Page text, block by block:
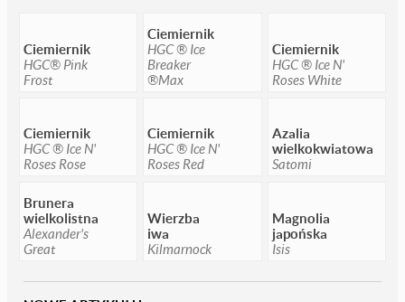
Ciemiernik
HGC® Pink
Frost
Ciemiernik
HGC ® Ice
Breaker
®Max
Ciemiernik
HGC ® Ice N'
Roses White
Ciemiernik
HGC ® Ice N'
Roses Rose
Ciemiernik
HGC ® Ice N'
Roses Red
Azalia
wielkokwiatowa
Satomi
Brunera
wielkolistna
Alexander's
Great
Wierzba
iwa
Kilmarnock
Magnolia
japońska
Isis